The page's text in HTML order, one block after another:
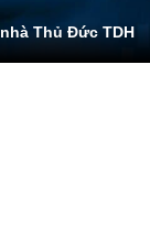
nhà Thủ Đức TDH